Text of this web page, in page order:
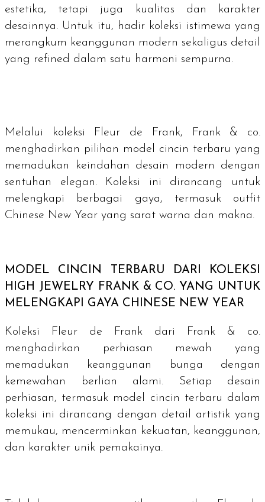
estetika, tetapi juga kualitas dan karakter
desainnya. Untuk itu, hadir koleksi istimewa yang
merangkum keanggunan modern sekaligus detail
yang refined dalam satu harmoni sempurna.
Melalui koleksi Fleur de Frank, Frank & co.
menghadirkan pilihan model cincin terbaru yang
memadukan keindahan desain modern dengan
sentuhan elegan. Koleksi ini dirancang untuk
melengkapi berbagai gaya, termasuk outfit
Chinese New Year yang sarat warna dan makna.
MODEL CINCIN TERBARU DARI KOLEKSI
HIGH JEWELRY FRANK & CO. YANG UNTUK
MELENGKAPI GAYA CHINESE NEW YEAR
Koleksi Fleur de Frank dari Frank & co.
menghadirkan perhiasan mewah yang
memadukan keanggunan bunga dengan
kemewahan berlian alami. Setiap desain
perhiasan, termasuk model cincin terbaru dalam
koleksi ini dirancang dengan detail artistik yang
memukau, mencerminkan kekuatan, keanggunan,
dan karakter unik pemakainya.